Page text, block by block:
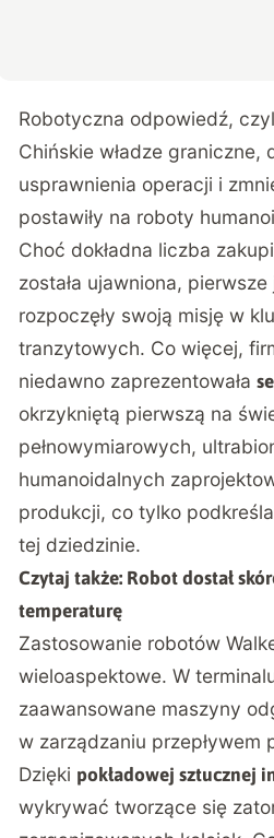
Robotyczna odpowiedź,
Chińskie władze graniczne,
usprawnienia operacji i
postawiły na roboty
Choć dokładna liczba
została ujawniona,
rozpoczęły swoją misję w
tranzytowych. Co więcej,
niedawno zaprezentowała
okrzykniętą pierwszą na
pełnowymiarowych,
humanoidalnych
produkcji, co tylko
tej dziedzinie.
Czytaj także: Robot dostał
temperaturę
Zastosowanie robotów
wieloaspektowe. W
zaawansowane maszyny
w zarządzaniu przepływem
Dzięki pokładowej sztucznej
wykrywać tworzące się